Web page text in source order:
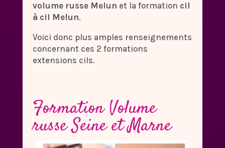
volume russe Melun et la formation cil
à cil Melun.
Voici donc plus amples renseignements
concernant ces 2 formations
extensions cils.
Formation Volume
russe Seine et Marne